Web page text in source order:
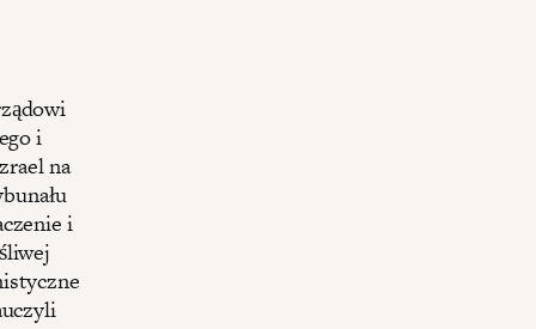
i
na
i